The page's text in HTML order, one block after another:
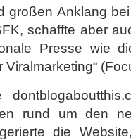
großen Anklang
schaffte aber
Presse wie
Viralmarketing“
rund um den
die